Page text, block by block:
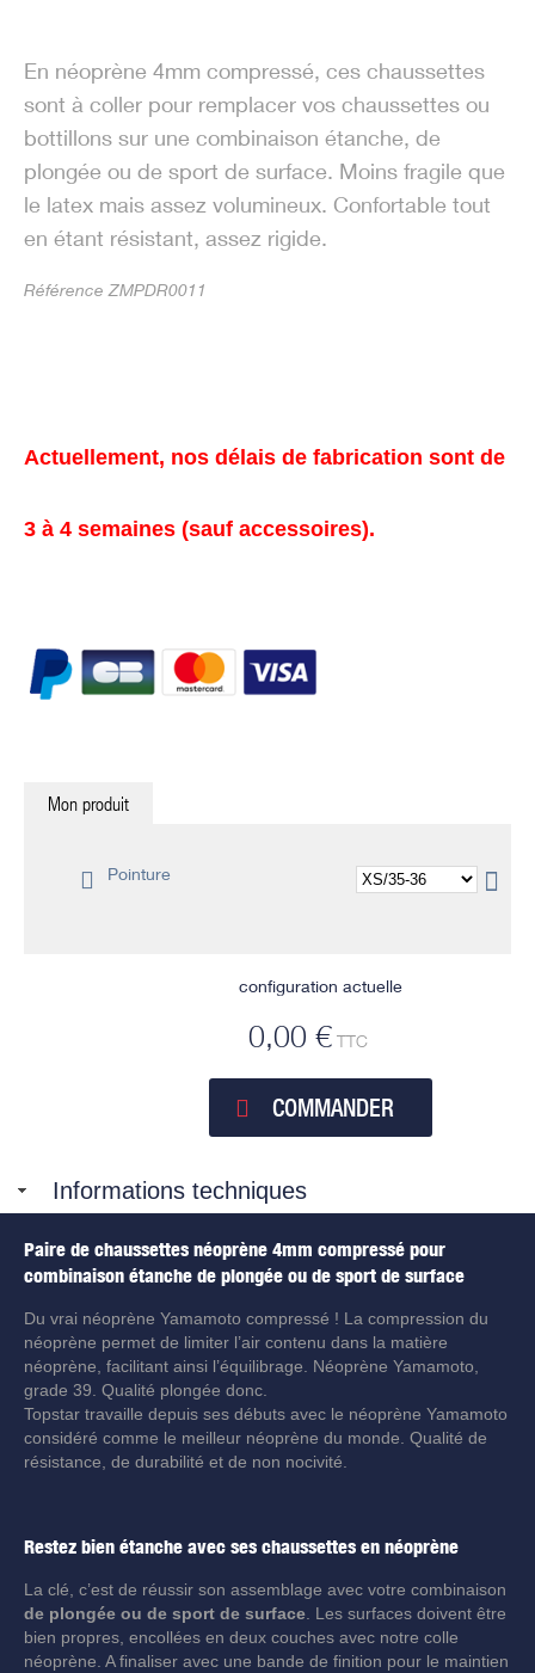
En néoprène 4mm compressé, ces chaussettes
sont à coller pour remplacer vos chaussettes ou
bottillons sur une combinaison étanche, de
plongée ou de sport de surface. Moins fragile que
le latex mais assez volumineux. Confortable tout
en étant résistant, assez rigide.
Référence ZMPDR0011
Actuellement, nos délais de fabrication sont de
3 à 4 semaines (sauf accessoires).
Mon produit
Pointure
configuration actuelle
0,00 € TTC
COMMANDER
Informations techniques
Paire de chaussettes néoprène 4mm compressé pour
combinaison étanche de plongée ou de sport de surface
Du vrai néoprène Yamamoto compressé ! La compression du
néoprène permet de limiter l’air contenu dans la matière
néoprène, facilitant ainsi l’équilibrage. Néoprène Yamamoto,
grade 39. Qualité plongée donc.
Topstar travaille depuis ses débuts avec le néoprène Yamamoto
considéré comme le meilleur néoprène du monde. Qualité de
résistance, de durabilité et de non nocivité.
Restez bien étanche avec ses chaussettes en néoprène
La clé, c’est de réussir son assemblage avec votre combinaison
de plongée ou de sport de surface. Les surfaces doivent être
bien propres, encollées en deux couches avec notre colle
néoprène. A finaliser avec une bande de finition pour le maintien